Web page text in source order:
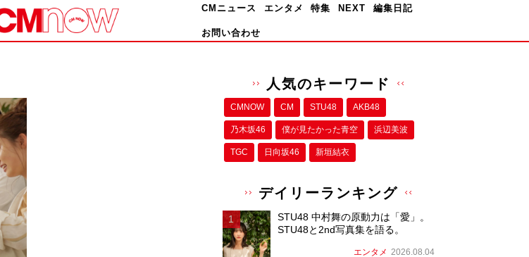
CMニュース エンタメ 特集 NEXT 編集日記
お問い合わせ
人気のキーワード
CMNOW CM STU48 AKB48
乃木坂46 僕が⾒たかった⻘空 浜辺美波
TGC 日向坂46 新垣結衣
デイリーランキング
STU48 中村舞の原動力は「愛」。
STU48と2nd写真集を語る。
エンタメ 2026.08.04